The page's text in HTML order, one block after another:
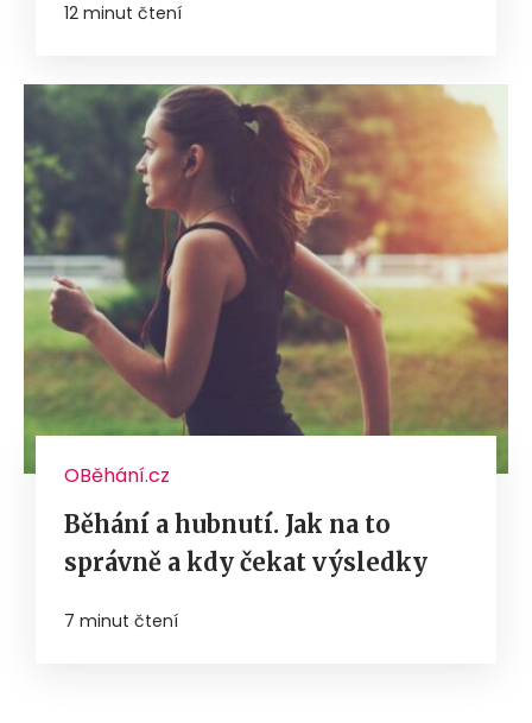
12 minut čtení
OBěhání.cz
Běhání a hubnutí. Jak na to
správně a kdy čekat výsledky
7 minut čtení